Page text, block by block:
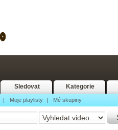
Sledovat Kategorie
| Moje playlisty | Mé skupiny